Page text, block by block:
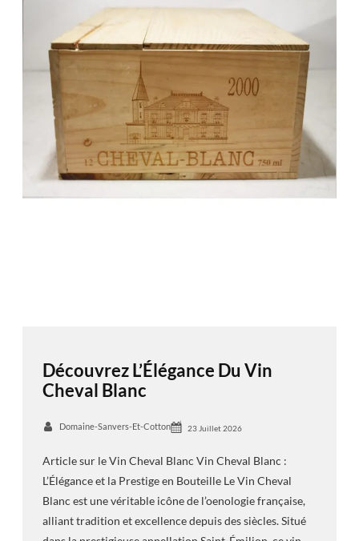
Découvrez L’Élégance Du Vin
Cheval Blanc
Domaine-Sanvers-Et-Cotton 23 Juillet 2026
Article sur le Vin Cheval Blanc Vin Cheval Blanc :
L’Élégance et la Prestige en Bouteille Le Vin Cheval
Blanc est une véritable icône de l’oenologie française,
alliant tradition et excellence depuis des siècles. Situé